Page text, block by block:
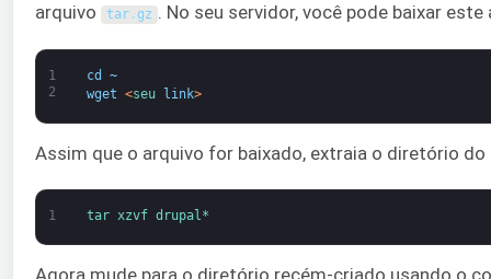
arquivo
tar.gz . No seu servidor, você pode baixar
1
2
cd
~
wget <seu link>
Assim que o arquivo for baixado, extraia o diretório
1 tar xzvf drupal*